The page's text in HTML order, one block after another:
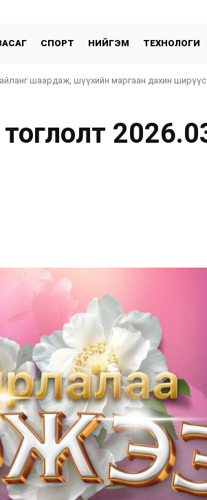
СПОРТ НИЙГЭМ ТЕХНОЛОГИ
шаардаж, шүүхийн маргаан дахин